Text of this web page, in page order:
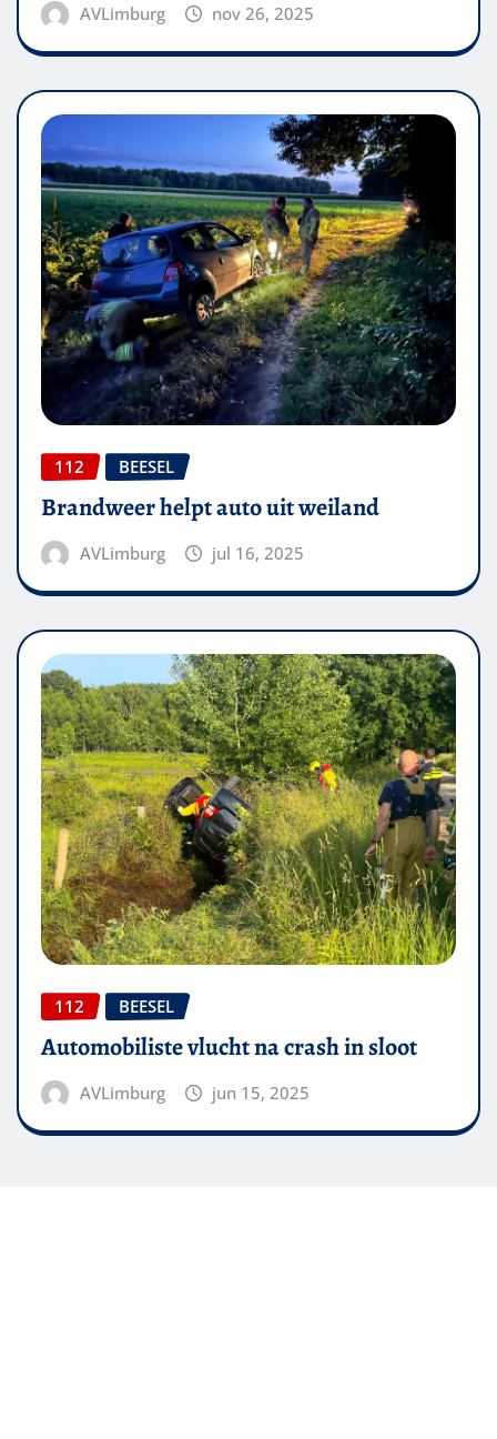
AVLimburg nov 26, 2025
112 BEESEL
Brandweer helpt auto uit weiland
AVLimburg jul 16, 2025
112 BEESEL
Automobiliste vlucht na crash in sloot
AVLimburg jun 15, 2025